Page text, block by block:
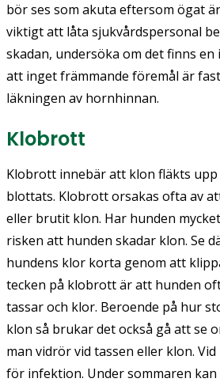
bör ses som akuta eftersom ögat
viktigt att låta sjukvårdspersonal
skadan, undersöka om det finns
att inget främmande föremål är
läkningen av hornhinnan.
Klobrott
Klobrott innebär att klon fläkts
blottats. Klobrott orsakas ofta av
eller brutit klon. Har hunden
risken att hunden skadar klon. Se
hundens klor korta genom att
tecken på klobrott är att hunden
tassar och klor. Beroende på hur
klon så brukar det också gå att se
man vidrör vid tassen eller klon.
för infektion. Under sommaren